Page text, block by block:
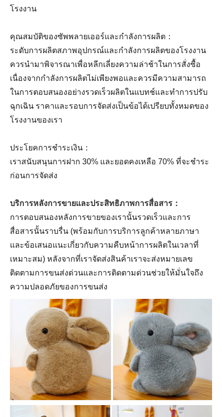
โรงงาน
คุณสมบัติของซัพพลายเออร์และกำลังการผลิต：
ระดับการผลิตสภาพอุปกรณ์และกำลังการผลิตของโรงงาน
ควรนำมาพิจารณาเพื่อหลีกเลี่ยงความล่าช้าในการสั่งซื้อ
เนื่องจากกำลังการผลิตไม่เพียงพอและควรมีความสามารถ
ในการตอบสนองอย่างรวดเร็วผลิตในแบทช์และทำการปรับ
ฉุกเฉิน ราคาและรอบการจัดส่งเป็นข้อได้เปรียบทั้งหมดของ
โรงงานของเรา
ประโยคการชำระเงิน：
เราสนับสนุนการฝาก 30% และยอดคงเหลือ 70% ที่จะชำระ
ก่อนการจัดส่ง
บริการหลังการขายและประสิทธิภาพการสื่อสาร：
การตอบสนองหลังการขายของเรานั้นรวดเร็วและการ
สื่อสารนั้นราบรื่น (พร้อมกับการบริการลูกค้าหลายภาษา
และข้อเสนอแนะเกี่ยวกับความคืบหน้าการผลิตในเวลาที่
เหมาะสม) หลังจากที่เราจัดส่งสินค้าเราจะส่งหมายเลข
ติดตามการขนส่งด่วนและการติดตามด่วนช่วยให้มั่นใจถึง
ความปลอดภัยของการขนส่ง